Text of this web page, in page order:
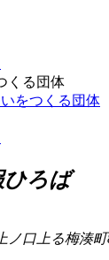
くる団体
をつくる団体
ノ口上る梅湊